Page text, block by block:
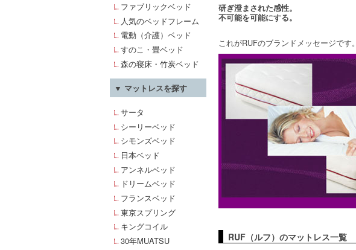
ファブリックベッド
人気のベッドフレーム
電動（介護）ベッド
すのこ・畳ベッド
森の寝床・竹炭ベッド
▼ マットレスを探す
サータ
シーリーベッド
シモンズベッド
日本ベッド
アンネルベッド
ドリームベッド
フランスベッド
東京スプリング
キングコイル
30年MUATSU
研ぎ澄まされた感性。
不可能を可能にする。
これがRUFのブランドメッセージです
RUF（ルフ）のマットレス一覧